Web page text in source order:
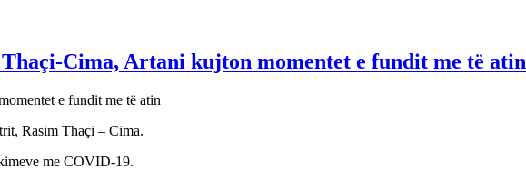
Cima, Artani kujton momentet e fundit me të atin
Rasim Thaçi – Cima.
me COVID-19.